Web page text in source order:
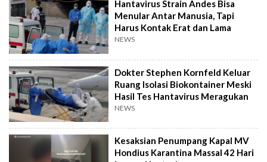
Hantavirus Strain Andes Bisa
Menular Antar Manusia, Tapi
Harus Kontak Erat dan Lama
NEWS
Dokter Stephen Kornfeld Keluar
Ruang Isolasi Biokontainer Meski
Hasil Tes Hantavirus Meragukan
NEWS
Kesaksian Penumpang Kapal MV
Hondius Karantina Massal 42 Hari